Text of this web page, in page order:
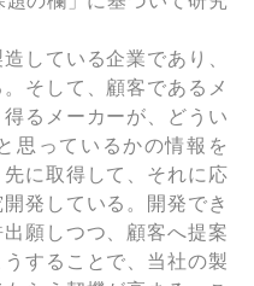
している企業であり、
そして、顧客であるメ
るメーカーが、どうい
思っているかの情報を
に取得して、それに応
発している。開発でき
願しつつ、顧客へ提案
することで、当社の製